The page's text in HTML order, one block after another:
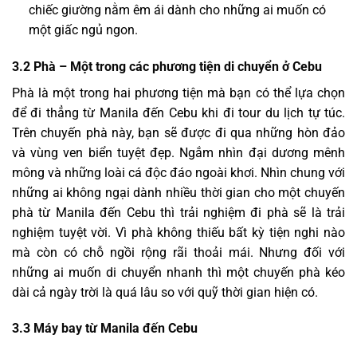
chiếc giường nằm êm ái dành cho những ai muốn có
một giấc ngủ ngon.
3.2 Phà – Một trong các phương tiện di chuyển ở Cebu
Phà là một trong hai phương tiện mà bạn có thể lựa chọn
để đi thẳng từ Manila đến Cebu khi đi tour du lịch tự túc.
Trên chuyến phà này, bạn sẽ được đi qua những hòn đảo
và vùng ven biển tuyệt đẹp. Ngắm nhìn đại dương mênh
mông và những loài cá độc đáo ngoài khơi. Nhìn chung với
những ai không ngại dành nhiều thời gian cho một chuyến
phà từ Manila đến Cebu thì trải nghiệm đi phà sẽ là trải
nghiệm tuyệt vời. Vì phà không thiếu bất kỳ tiện nghi nào
mà còn có chỗ ngồi rộng rãi thoải mái. Nhưng đối với
những ai muốn di chuyển nhanh thì một chuyến phà kéo
dài cả ngày trời là quá lâu so với quỹ thời gian hiện có.
3.3 Máy bay từ Manila đến Cebu